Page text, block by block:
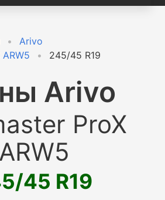
Arivo
245/45 R19
Arivo
ProX
ARW5
45 R19